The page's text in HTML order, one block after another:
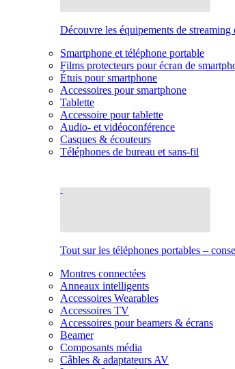
Découvre les équipements de streaming
Smartphone et téléphone portable
Films protecteurs pour écran de
Étuis pour smartphone
Accessoires pour smartphone
Tablette
Accessoire pour tablette
Audio- et vidéoconférence
Casques & écouteurs
Téléphones de bureau et sans-fil
Tout sur les téléphones portables –
Montres connectées
Anneaux intelligents
Accessoires Wearables
Accessoires TV
Accessoires pour beamers & écrans
Beamer
Composants média
Câbles & adaptateurs AV